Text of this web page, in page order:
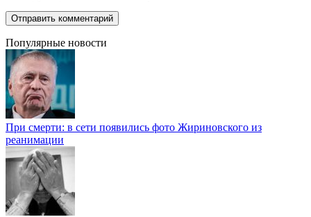
Популярные новости
При смерти: в сети появились фото Жириновского из
реанимации